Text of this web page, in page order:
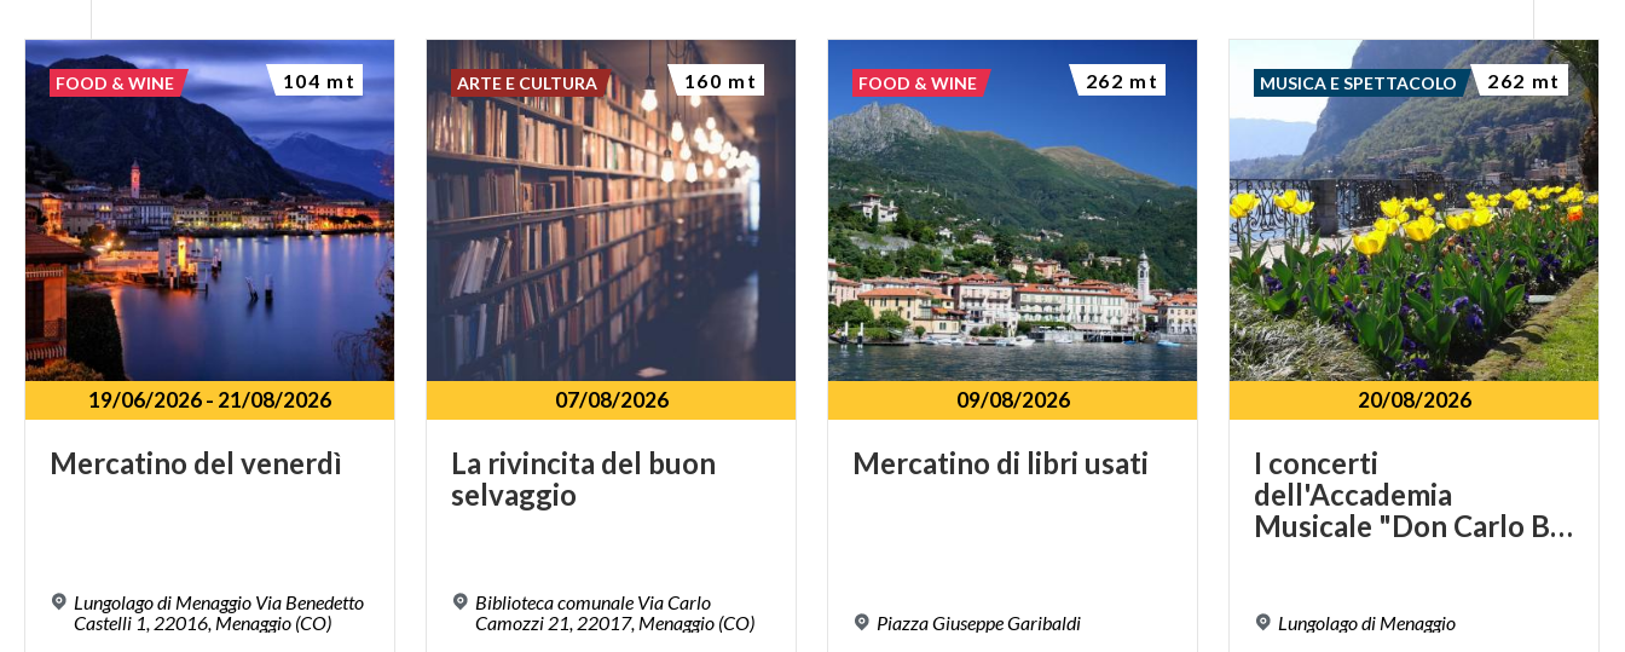
19/06/2026- 21/08/2026
Mercatino del venerdì
Lungolago di Menaggio Via Benedetto
Castelli 1, 22016, Menaggio (CO)
FOOD & WINE 104 mt
07/08/2026
La rivincita del buon
selvaggio
Biblioteca comunale Via Carlo
Camozzi 21, 22017, Menaggio (CO)
ARTE E CULTURA 160 mt
09/08/2026
Mercatino di libri usati
PiazzaGiuseppeGaribaldi
FOOD & WINE 262 mt
20/08/2026
I concerti
dell'Accademia
Musicale "Don Carlo Basci"
Lungolagodi Menaggio
MUSICA E SPETTACOLO 262 mt